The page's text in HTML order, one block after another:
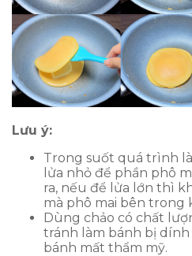
Lưu ý:
Trong suốt quá trình
lửa nhỏ để phần phô
ra, nếu để lửa lớn thì
mà phô mai bên trong
Dùng chảo có chất
tránh làm bánh bị dính
bánh mất thẩm mỹ.